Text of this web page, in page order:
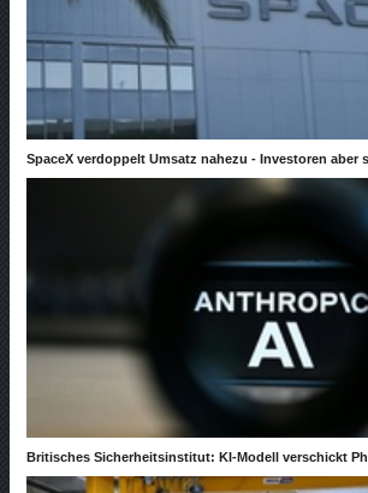
SpaceX verdoppelt Umsatz nahezu - Investoren aber
Britisches Sicherheitsinstitut: KI-Modell verschickt